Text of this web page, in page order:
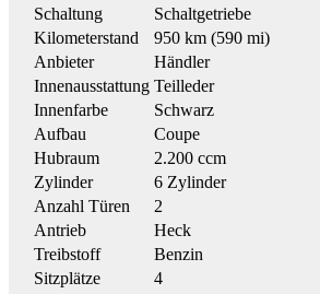
Schaltung
Schaltgetriebe
Kilometerstand
950 km (590 mi)
Anbieter
Händler
Innenausstattung Teilleder
Innenfarbe
Schwarz
Aufbau
Coupe
Hubraum
2.200 ccm
Zylinder
6 Zylinder
Anzahl Türen
2
Antrieb
Heck
Treibstoff
Benzin
Sitzplätze
4